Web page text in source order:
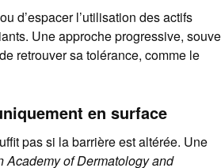
d’espacer l’utilisation des actifs
Une approche progressive,
retrouver sa tolérance, comme le
en surface
pas si la barrière est altérée. Une
Academy of Dermatology and